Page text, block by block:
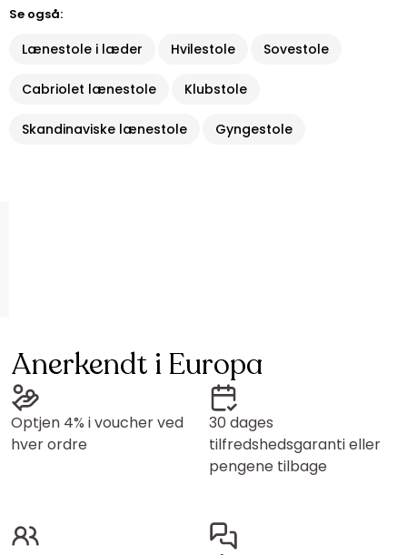
Se også:
Lænestole i læder Hvilestole Sovestole
Cabriolet lænestole Klubstole
Skandinaviske lænestole Gyngestole
Anerkendt i Europa
Optjen 4% i voucher ved
hver ordre
30 dages
tilfredshedsgaranti eller
pengene tilbage